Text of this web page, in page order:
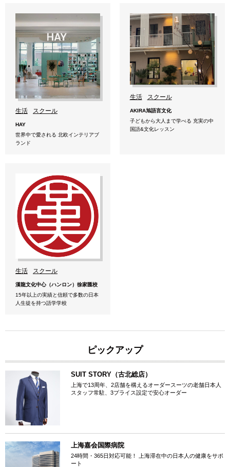
生活 スクール
HAY
世界中で愛される 北欧インテリアブ
ランド
生活 スクール
AKIRA旭語言文化
子どもから大人まで学べる 充実の中
国語&文化レッスン
生活 スクール
漢龍文化中心（ハンロン）徐家匯校
15年以上の実績と信頼で多数の日本
人生徒を持つ語学学校
ピックアップ
SUIT STORY（古北総店）
上海で13周年、2店舗を構えるオーダースーツの老舗日本人
スタッフ常駐、3プライス設定で安心オーダー
上海嘉会国際病院
24時間・365日対応可能！ 上海滞在中の日本人の健康をサポ
ート